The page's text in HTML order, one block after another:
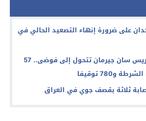
على ضرورة إنهاء التصعيد الحالي في
احتفالات تتويج باريس سان جيرمان تتحول إلى فوضى.. 57
و780 توقيفا
ثلاثة بقصف جوي في العراق